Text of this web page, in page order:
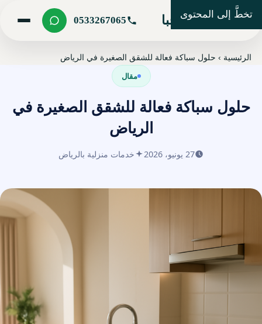
تخطَّ إلى المحتوى
شركة مرحبا 0533267065
الرئيسية ›حلول سباكة فعالة للشقق الصغيرة في الرياض
مقال
حلول سباكة فعالة للشقق الصغيرة في
الرياض
27 يونيو، 2026 خدمات منزلية بالرياض